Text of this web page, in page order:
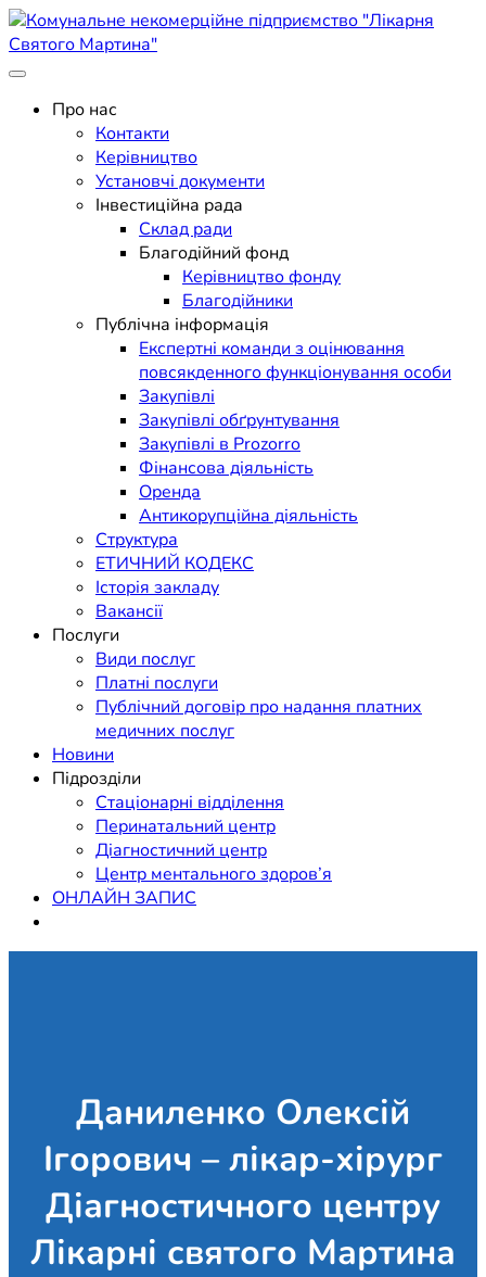
Skip
to
content
Комунальне некомерційне
підприємство "Лікарня
Святого Мартина"
Поліклініка Мукачево
Про нас
Контакти
Керівництво
Установчі документи
Інвестиційна рада
Склад ради
Благодійний фонд
Керівництво фонду
Благодійники
Публічна інформація
Експертні команди з оцінювання
повсякденного функціонування особи
Закупівлі
Закупівлі обґрунтування
Закупівлі в Prozorro
Фінансова діяльність
Оренда
Антикорупційна діяльність
Структура
ЕТИЧНИЙ КОДЕКС
Історія закладу
Вакансії
Послуги
Види послуг
Платні послуги
Публічний договір про надання платних
медичних послуг
Новини
Підрозділи
Стаціонарні відділення
Перинатальний центр
Діагностичний центр
Центр ментального здоров’я
ОНЛАЙН ЗАПИС
Даниленко Олексій
Ігорович – лікар-хірург
Діагностичного центру
Лікарні святого Мартина